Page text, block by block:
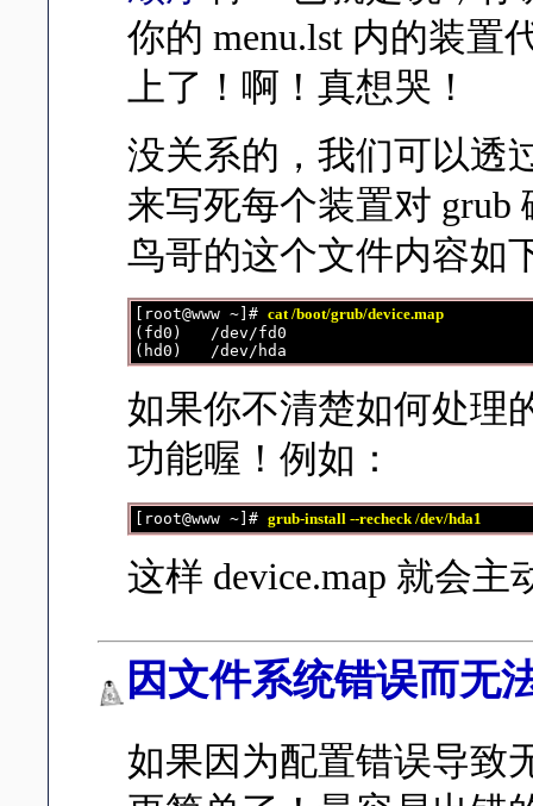
你的 menu.lst 内的装置
上了！啊！真想哭！
没关系的，我们可以透
来写死每个装置对 grub
鸟哥的这个文件内容如
[root@www ~]# cat /boot/grub/device.map
(fd0)   /dev/fd0
如果你不清楚如何处理
功能喔！例如：
[root@www ~]# grub-install --recheck /dev/hda1
这样 device.map 就会
因文件系统错误而无
如果因为配置错误导致